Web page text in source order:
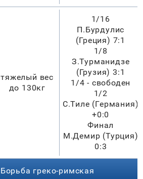
тяжелый вес
до 130кг
1/16
П.Бурдулис
(Греция) 7:1
1/8
З.Турманидзе
(Грузия) 3:1
1/4 - свободен
1/2
С.Тиле (Германия)
+0:0
Финал
М.Демир (Турция)
0:3
Борьба греко-римская